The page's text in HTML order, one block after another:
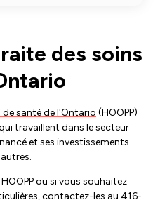
au travail
des soins
de santé de l'Ontario (HOOPP)
travaillent dans le secteur
et ses investissements
ou si vous souhaitez
contactez-les au 416-